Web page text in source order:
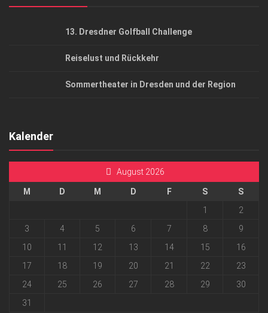
13. Dresdner Golfball Challenge
Reiselust und Rückkehr
Sommertheater in Dresden und der Region
Kalender
August 2026
M D M D F S
S
1
2
3
4 5 6 7 8
9
10
11 12 13 14 15
16
17
18 19 20 21 22
23
24
25 26 27 28 29
30
31